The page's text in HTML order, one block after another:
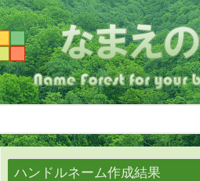
ハンドルネーム作成結果